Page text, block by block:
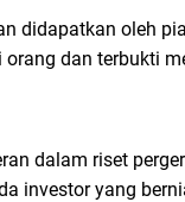
didapatkan oleh
orang dan terbukti
dalam riset
investor yang